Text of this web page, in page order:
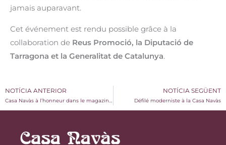
jamais auparavant.
Cet événement est rendu possible grâce à la
collaboration de Reus Promoció, la Diputació de
Tarragona et la Generalitat de Catalunya.
NOTÍCIA ANTERIOR NOTÍCIA SEGÜENT
Défilé moderniste à la Casa Navàs